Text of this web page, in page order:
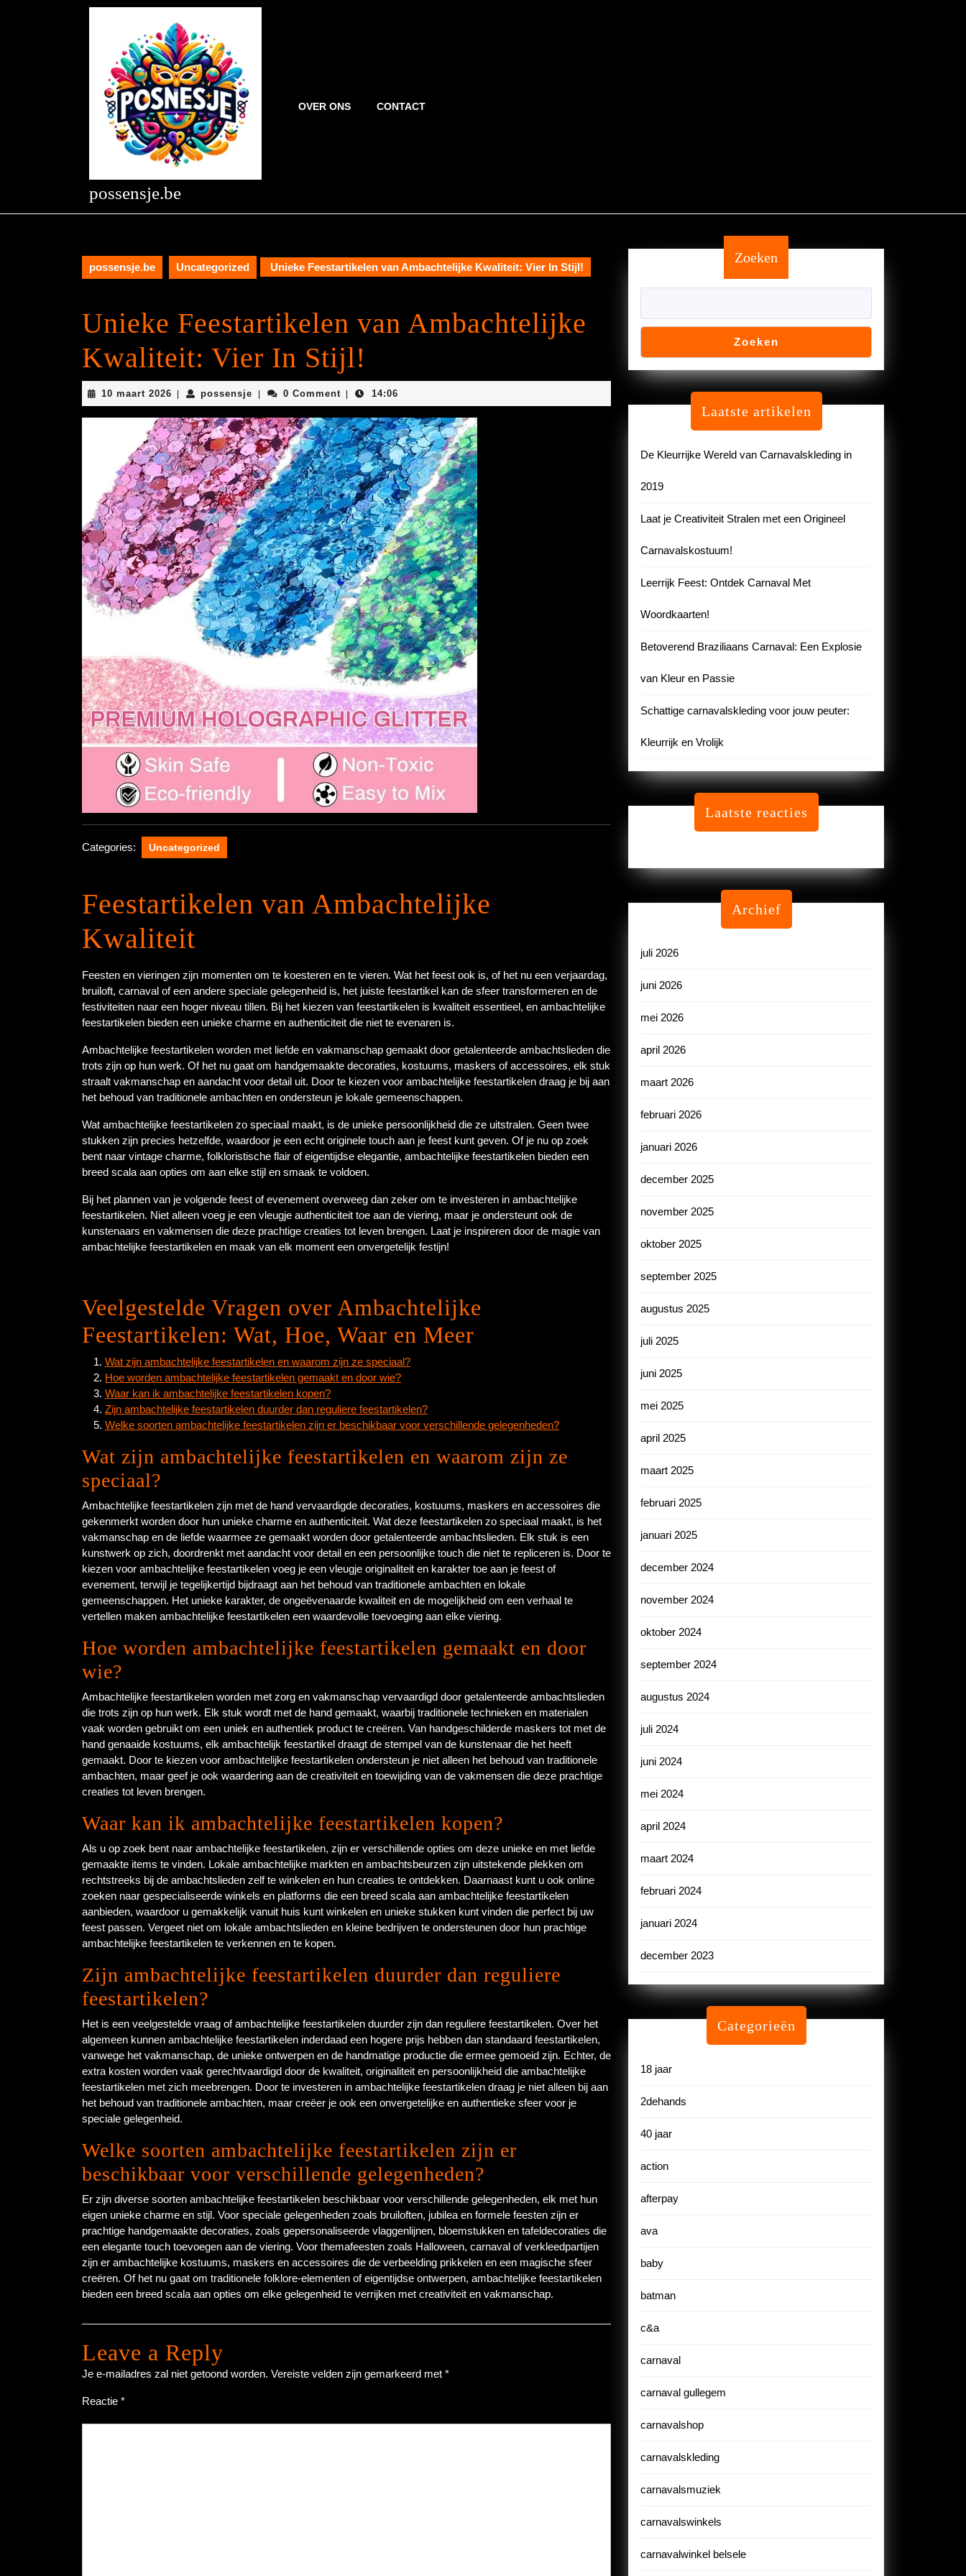
possensje.be
OVER ONS CONTACT
possensje.be Uncategorized Unieke Feestartikelen van Ambachtelijke Kwaliteit: Vier In Stijl!
Unieke Feestartikelen van Ambachtelijke
Kwaliteit: Vier In Stijl!
10 maart 2026 10
maart
2026
possensje possensje0 Comment 14:06
Categories: Uncategorized
Feestartikelen van Ambachtelijke
Kwaliteit
Feesten en vieringen zijn momenten om te koesteren en te vieren. Wat het feest ook is, of het nu een verjaardag,
bruiloft, carnaval of een andere speciale gelegenheid is, het juiste feestartikel kan de sfeer transformeren en de
festiviteiten naar een hoger niveau tillen. Bij het kiezen van feestartikelen is kwaliteit essentieel, en ambachtelijke
feestartikelen bieden een unieke charme en authenticiteit die niet te evenaren is.
Ambachtelijke feestartikelen worden met liefde en vakmanschap gemaakt door getalenteerde ambachtslieden die
trots zijn op hun werk. Of het nu gaat om handgemaakte decoraties, kostuums, maskers of accessoires, elk stuk
straalt vakmanschap en aandacht voor detail uit. Door te kiezen voor ambachtelijke feestartikelen draag je bij aan
het behoud van traditionele ambachten en ondersteun je lokale gemeenschappen.
Wat ambachtelijke feestartikelen zo speciaal maakt, is de unieke persoonlijkheid die ze uitstralen. Geen twee
stukken zijn precies hetzelfde, waardoor je een echt originele touch aan je feest kunt geven. Of je nu op zoek
bent naar vintage charme, folkloristische flair of eigentijdse elegantie, ambachtelijke feestartikelen bieden een
breed scala aan opties om aan elke stijl en smaak te voldoen.
Bij het plannen van je volgende feest of evenement overweeg dan zeker om te investeren in ambachtelijke
feestartikelen. Niet alleen voeg je een vleugje authenticiteit toe aan de viering, maar je ondersteunt ook de
kunstenaars en vakmensen die deze prachtige creaties tot leven brengen. Laat je inspireren door de magie van
ambachtelijke feestartikelen en maak van elk moment een onvergetelijk festijn!
Veelgestelde Vragen over Ambachtelijke
Feestartikelen: Wat, Hoe, Waar en Meer
Wat zijn ambachtelijke feestartikelen en waarom zijn ze speciaal?
Hoe worden ambachtelijke feestartikelen gemaakt en door wie?
Waar kan ik ambachtelijke feestartikelen kopen?
Zijn ambachtelijke feestartikelen duurder dan reguliere feestartikelen?
Welke soorten ambachtelijke feestartikelen zijn er beschikbaar voor verschillende gelegenheden?
Wat zijn ambachtelijke feestartikelen en waarom zijn ze
speciaal?
Ambachtelijke feestartikelen zijn met de hand vervaardigde decoraties, kostuums, maskers en accessoires die
gekenmerkt worden door hun unieke charme en authenticiteit. Wat deze feestartikelen zo speciaal maakt, is het
vakmanschap en de liefde waarmee ze gemaakt worden door getalenteerde ambachtslieden. Elk stuk is een
kunstwerk op zich, doordrenkt met aandacht voor detail en een persoonlijke touch die niet te repliceren is. Door te
kiezen voor ambachtelijke feestartikelen voeg je een vleugje originaliteit en karakter toe aan je feest of
evenement, terwijl je tegelijkertijd bijdraagt aan het behoud van traditionele ambachten en lokale
gemeenschappen. Het unieke karakter, de ongeëvenaarde kwaliteit en de mogelijkheid om een verhaal te
vertellen maken ambachtelijke feestartikelen een waardevolle toevoeging aan elke viering.
Hoe worden ambachtelijke feestartikelen gemaakt en door
wie?
Ambachtelijke feestartikelen worden met zorg en vakmanschap vervaardigd door getalenteerde ambachtslieden
die trots zijn op hun werk. Elk stuk wordt met de hand gemaakt, waarbij traditionele technieken en materialen
vaak worden gebruikt om een uniek en authentiek product te creëren. Van handgeschilderde maskers tot met de
hand genaaide kostuums, elk ambachtelijk feestartikel draagt de stempel van de kunstenaar die het heeft
gemaakt. Door te kiezen voor ambachtelijke feestartikelen ondersteun je niet alleen het behoud van traditionele
ambachten, maar geef je ook waardering aan de creativiteit en toewijding van de vakmensen die deze prachtige
creaties tot leven brengen.
Waar kan ik ambachtelijke feestartikelen kopen?
Als u op zoek bent naar ambachtelijke feestartikelen, zijn er verschillende opties om deze unieke en met liefde
gemaakte items te vinden. Lokale ambachtelijke markten en ambachtsbeurzen zijn uitstekende plekken om
rechtstreeks bij de ambachtslieden zelf te winkelen en hun creaties te ontdekken. Daarnaast kunt u ook online
zoeken naar gespecialiseerde winkels en platforms die een breed scala aan ambachtelijke feestartikelen
aanbieden, waardoor u gemakkelijk vanuit huis kunt winkelen en unieke stukken kunt vinden die perfect bij uw
feest passen. Vergeet niet om lokale ambachtslieden en kleine bedrijven te ondersteunen door hun prachtige
ambachtelijke feestartikelen te verkennen en te kopen.
Zijn ambachtelijke feestartikelen duurder dan reguliere
feestartikelen?
Het is een veelgestelde vraag of ambachtelijke feestartikelen duurder zijn dan reguliere feestartikelen. Over het
algemeen kunnen ambachtelijke feestartikelen inderdaad een hogere prijs hebben dan standaard feestartikelen,
vanwege het vakmanschap, de unieke ontwerpen en de handmatige productie die ermee gemoeid zijn. Echter, de
extra kosten worden vaak gerechtvaardigd door de kwaliteit, originaliteit en persoonlijkheid die ambachtelijke
feestartikelen met zich meebrengen. Door te investeren in ambachtelijke feestartikelen draag je niet alleen bij aan
het behoud van traditionele ambachten, maar creëer je ook een onvergetelijke en authentieke sfeer voor je
speciale gelegenheid.
Welke soorten ambachtelijke feestartikelen zijn er
beschikbaar voor verschillende gelegenheden?
Er zijn diverse soorten ambachtelijke feestartikelen beschikbaar voor verschillende gelegenheden, elk met hun
eigen unieke charme en stijl. Voor speciale gelegenheden zoals bruiloften, jubilea en formele feesten zijn er
prachtige handgemaakte decoraties, zoals gepersonaliseerde vlaggenlijnen, bloemstukken en tafeldecoraties die
een elegante touch toevoegen aan de viering. Voor themafeesten zoals Halloween, carnaval of verkleedpartijen
zijn er ambachtelijke kostuums, maskers en accessoires die de verbeelding prikkelen en een magische sfeer
creëren. Of het nu gaat om traditionele folklore-elementen of eigentijdse ontwerpen, ambachtelijke feestartikelen
bieden een breed scala aan opties om elke gelegenheid te verrijken met creativiteit en vakmanschap.
Leave a Reply
Je e-mailadres zal niet getoond worden. Vereiste velden zijn gemarkeerd met *
Reactie *
Zoeken
Zoeken
Laatste artikelen
De Kleurrijke Wereld van Carnavalskleding in
2019
Laat je Creativiteit Stralen met een Origineel
Carnavalskostuum!
Leerrijk Feest: Ontdek Carnaval Met
Woordkaarten!
Betoverend Braziliaans Carnaval: Een Explosie
van Kleur en Passie
Schattige carnavalskleding voor jouw peuter:
Kleurrijk en Vrolijk
Laatste reacties
Archief
juli 2026
juni 2026
mei 2026
april 2026
maart 2026
februari 2026
januari 2026
december 2025
november 2025
oktober 2025
september 2025
augustus 2025
juli 2025
juni 2025
mei 2025
april 2025
maart 2025
februari 2025
januari 2025
december 2024
november 2024
oktober 2024
september 2024
augustus 2024
juli 2024
juni 2024
mei 2024
april 2024
maart 2024
februari 2024
januari 2024
december 2023
Categorieën
18 jaar
2dehands
40 jaar
action
afterpay
ava
baby
batman
c&a
carnaval
carnaval gullegem
carnavalshop
carnavalskleding
carnavalsmuziek
carnavalswinkels
carnavalwinkel belsele